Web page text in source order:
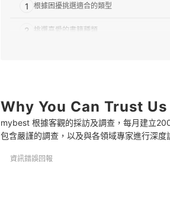
1 根據困擾挑選適合的類型
2 挑選喜愛的書籍種類
專家解惑！選購收納書的常見問題
哪些收納法適合新手？
Why You Can Trust Us
mybest 根據客觀的採訪及調查，每月建立
包含嚴謹的調查，以及與各領域專家進行深
資訊錯誤回報